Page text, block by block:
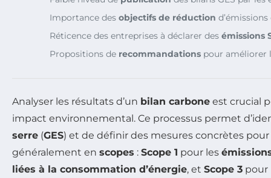
Importance des objectifs de réduction
Réticence des entreprises à déclarer des émissions
Propositions de recommandations pour améliorer
Analyser les résultats d’un bilan carbone est crucial
impact environnemental. Ce processus permet
serre (GES) et de définir des mesures concrètes
généralement en scopes : Scope 1 pour les
liées à la consommation d’énergie, et Scope 3 pour